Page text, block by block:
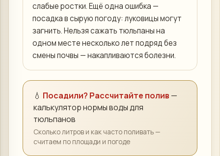
слабые ростки. Ещё одна ошибка —
посадка в сырую погоду: луковицы могут
загнить. Нельзя сажать тюльпаны на
одном месте несколько лет подряд без
смены почвы — накапливаются болезни.
💧 Посадили? Рассчитайте полив —
калькулятор нормы воды для
тюльпанов
Сколько литров и как часто поливать —
считаем по площади и погоде